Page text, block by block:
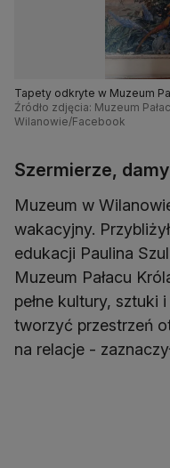
Tapety odkryte w Muzeum
Źródło zdjęcia: Muzeum
Wilanowie/Facebook
Szermierze,
Muzeum w
wakacyjny.
edukacji Paulina
Muzeum Pałacu
pełne kultury, sztuki
tworzyć przestrzeń
na relacje -